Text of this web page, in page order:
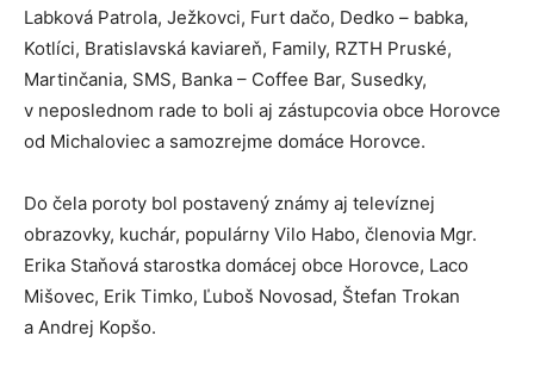
Labková Patrola, Ježkovci, Furt dačo, Dedko – babka,
Kotlíci, Bratislavská kaviareň, Family, RZTH Pruské,
Martinčania, SMS, Banka – Coffee Bar, Susedky,
v neposlednom rade to boli aj zástupcovia obce Horovce
od Michaloviec a samozrejme domáce Horovce.
Do čela poroty bol postavený známy aj televíznej
obrazovky, kuchár, populárny Vilo Habo, členovia Mgr.
Erika Staňová starostka domácej obce Horovce, Laco
Mišovec, Erik Timko, Ľuboš Novosad, Štefan Trokan
a Andrej Kopšo.